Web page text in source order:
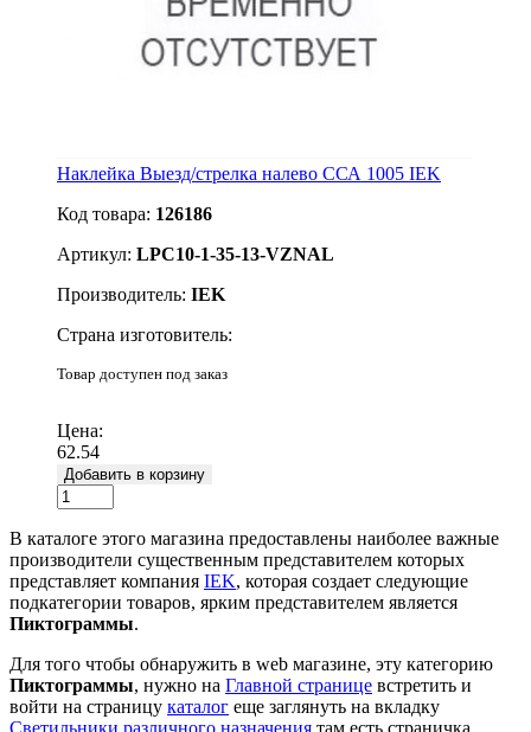
Наклейка Выезд/стрелка налево ССА 1005 IEK
Код товара: 126186
Артикул: LPC10-1-35-13-VZNAL
Производитель: IEK
Страна изготовитель:
Товар доступен под заказ
Цена:
62.54
Добавить в корзину
В каталоге этого магазина предоставлены наиболее важные
производители существенным представителем которых
представляет компания IEK, которая создает следующие
подкатегории товаров, ярким представителем является
Пиктограммы.
Для того чтобы обнаружить в web магазине, эту категорию
Пиктограммы, нужно на Главной странице встретить и
войти на страницу каталог еще заглянуть на вкладку
Светильники различного назначения там есть страничка